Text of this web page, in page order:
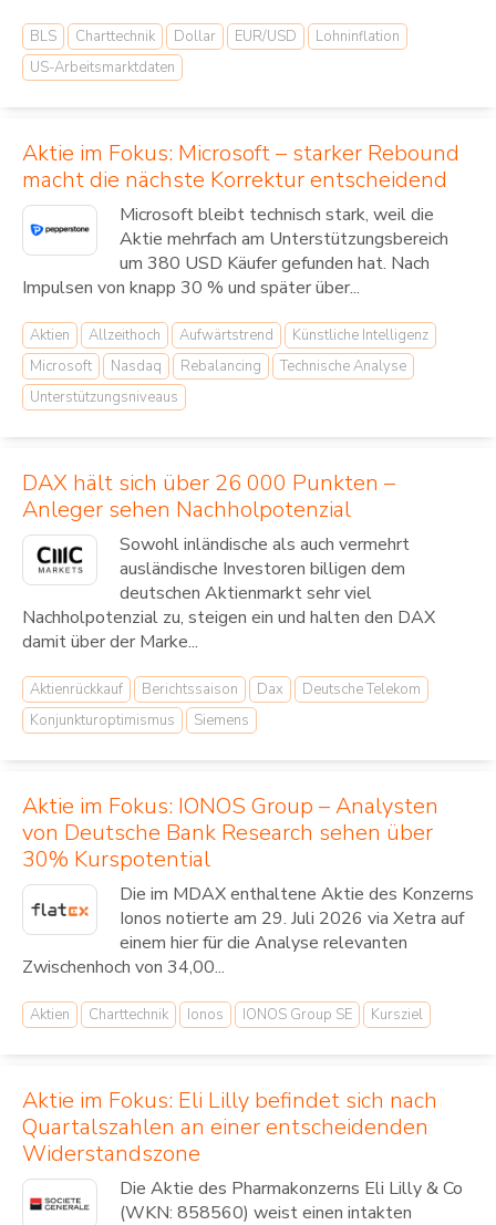
BLS Charttechnik Dollar EUR/USD
Lohninflation
US-Arbeitsmarktdaten
Aktie im Fokus: Microsoft – starker Rebound
macht die nächste Korrektur entscheidend
Microsoft bleibt technisch stark, weil die
Aktie mehrfach am Unterstützungsbereich
um 380 USD Käufer gefunden hat. Nach
Impulsen von knapp 30 % und später über...
Aktien Allzeithoch Aufwärtstrend
Künstliche Intelligenz
Microsoft
Nasdaq Rebalancing
Technische Analyse
Unterstützungsniveaus
DAX hält sich über 26 000 Punkten –
Anleger sehen Nachholpotenzial
Sowohl inländische als auch vermehrt
ausländische Investoren billigen dem
deutschen Aktienmarkt sehr viel
Nachholpotenzial zu, steigen ein und halten den DAX
damit über der Marke...
Aktienrückkauf Berichtssaison Dax
Deutsche Telekom
Konjunkturoptimismus
Siemens
Aktie im Fokus: IONOS Group – Analysten
von Deutsche Bank Research sehen über
30% Kurspotential
Die im MDAX enthaltene Aktie des Konzerns
Ionos notierte am 29. Juli 2026 via Xetra auf
einem hier für die Analyse relevanten
Zwischenhoch von 34,00...
Aktien Charttechnik Ionos IONOS Group SE Kursziel
Aktie im Fokus: Eli Lilly befindet sich nach
Quartalszahlen an einer entscheidenden
Widerstandszone
Die Aktie des Pharmakonzerns Eli Lilly & Co
(WKN: 858560) weist einen intakten